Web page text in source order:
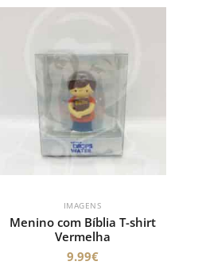
IMAGENS
Menino com Bíblia T-shirt
Vermelha
9.99€